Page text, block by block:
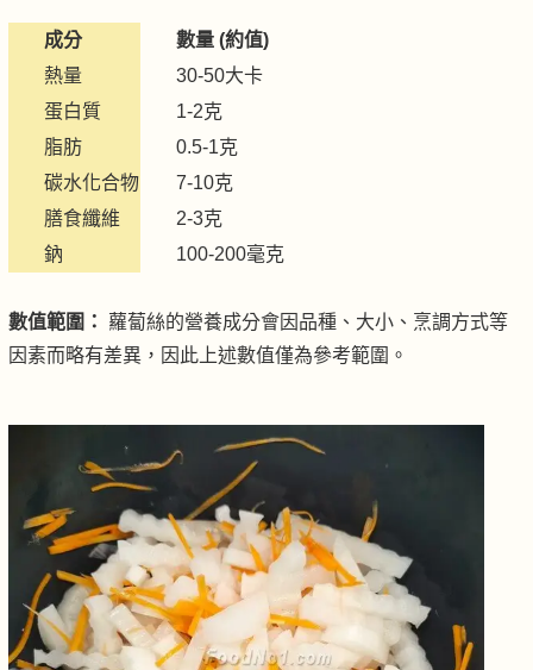
成分
數量 (約值)
熱量
30-50大卡
蛋白質
1-2克
脂肪
0.5-1克
碳水化合物
7-10克
膳食纖維
2-3克
鈉
100-200毫克
數值範圍：
蘿蔔絲的營養成分會因品種、大小、烹調方式等
因素而略有差異，因此上述數值僅為參考範圍。